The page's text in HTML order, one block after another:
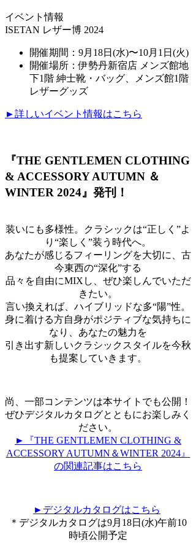
イベント情報
ISETAN レザー博 2024
開催期間：9⽉18⽇(⽔)〜10⽉1⽇(⽕)
開催場所：伊勢丹新宿店 メンズ館地
下1階 紳士靴・バッグ、メンズ館1階
レザーグッズ
►詳しいイベント情報はこちら
『THE GENTLEMEN CLOTHING
& ACCESSORY AUTUMN ＆
WINTER 2024』発刊！
装いにも多様性。クラシックは“正しく”よ
り“楽しく”装う時代へ。
あなたが感じるフィーリングを大切に、古
今東西の“深化”する
品々を自由にMIXし、ぜひ楽しんでいただ
きたい。
言い換えれば、ハイブリッドな多“陽”性。
身に着ける方自身がポジティブな気持ちに
なり、あなたの魅力を
引き出す新しいクラシックスタイルを今秋
も提案していきます。
尚、一部コンテンツは本サイトでも公開！
ぜひデジタルカタログとともにお楽しみく
ださい。
►『THE GENTLEMEN CLOTHING &
ACCESSORY AUTUMN＆WINTER 2024』
の関連記事はこちら
►デジタルカタログはこちら
＊デジタルカタログは9月18日(水)午前10
時頃公開予定